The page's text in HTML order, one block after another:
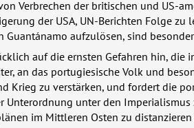
Verbrechen der britischen und US-
der USA, UN-Berichten Folge zu
Guantánamo aufzulösen, sind
auf die ernsten Gefahren hin, die
an das portugiesische Volk und
Krieg zu verstärken, und fordert die
Unterordnung unter den Imperialismus
im Mittleren Osten zu